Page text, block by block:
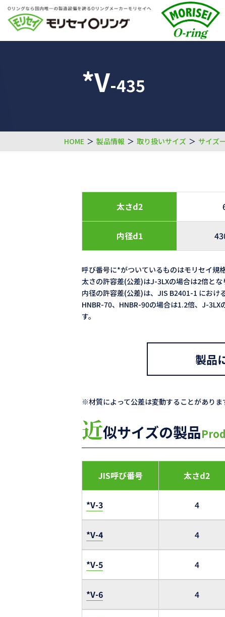
*V-435
HOME ＞ 製品情報 ＞ 取り扱いサイズ ＞ サイズ
太さd2
内径d1
呼び番号に*がついているものはモリセイ規格
太さの許容差(公差)はJ-3LXの場合は2倍とな
内径の許容差(公差)は、JIS B2401-1 にお
HNBR-70、HNBR-90の場合は1.2倍、J-3LX
す。
製品
※材質によって公差は変動することがありま
近似サイズの製品
JIS呼び番号 太さd2
*V-3 4
*V-4 4
*V-5 4
*V-6 4